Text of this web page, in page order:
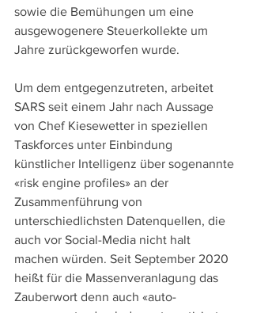
sowie die Bemühungen um eine
ausgewogenere Steuerkollekte um
Jahre zurückgeworfen wurde.
Um dem entgegenzutreten, arbeitet
SARS seit einem Jahr nach Aussage
von Chef Kiesewetter in speziellen
Taskforces unter Einbindung
künstlicher Intelligenz über sogenannte
«risk engine profiles» an der
Zusammenführung von
unterschiedlichsten Datenquellen, die
auch vor Social-Media nicht halt
machen würden. Seit September 2020
heißt für die Massenveranlagung das
Zauberwort denn auch «auto-